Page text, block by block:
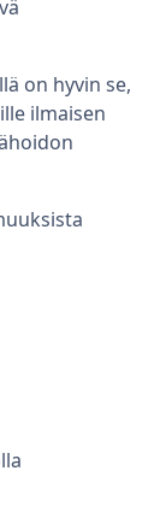
on hyvin se,
ilmaisen